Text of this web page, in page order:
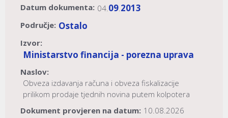
Datum dokumenta: 04.09.2013
Područje: Ostalo
Izvor:
Ministarstvo financija - porezna uprava
Naslov:
Obveza izdavanja računa i obveza fiskalizacije
prilikom prodaje tjednih novina putem kolpotera
Dokument provjeren na datum: 10.08.2026